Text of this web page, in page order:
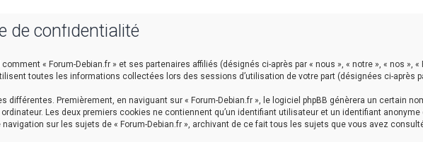
de confidentialité
« Forum-Debian.fr » et ses partenaires affiliés (désignés ci-après par « nous », « notre », « nos »,
toutes les informations collectées lors des sessions d’utilisation de votre part (désignées ci-après
Premièrement, en naviguant sur « Forum-Debian.fr », le logiciel phpBB génèrera un certain
Les deux premiers cookies ne contiennent qu’un identifiant utilisateur et un identifiant
sur les sujets de « Forum-Debian.fr », archivant de ce fait tous les sujets que vous avez